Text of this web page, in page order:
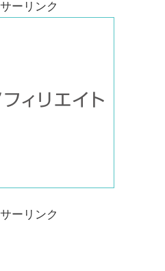
ーリンク
ーリンク